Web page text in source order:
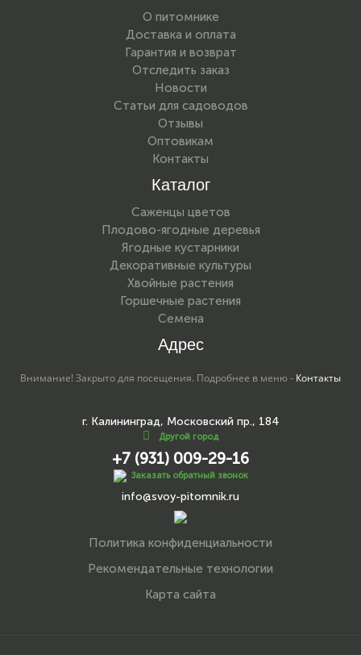
О питомнике
Доставка и оплата
Гарантия и возврат
Отследить заказ
Новости
Статьи для садоводов
Отзывы
Оптовикам
Контакты
Каталог
Саженцы цветов
Плодово-ягодные деревья
Ягодные кустарники
Декоративные культуры
Хвойные растения
Горшечные растения
Семена
Адрес
Внимание! Закрыто для посещения. Подробнее в меню - Контакты
г. Калининград, Московский пр., 184
Другой город
+7 (931) 009-29-16
Заказать обратный звонок
info@svoy-pitomnik.ru
Политика конфиденциальности
Рекомендательные технологии
Карта сайта